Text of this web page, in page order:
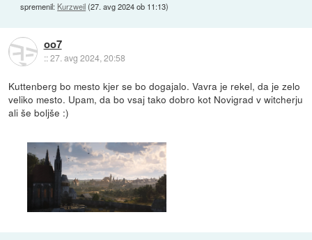
spremenil: Kurzweil(27. avg 2024 ob 11:13)
oo7
::27. avg 2024, 20:58
Kuttenberg bo mesto kjer se bo dogajalo. Vavra je rekel, da je zelo
veliko mesto. Upam, da bo vsaj tako dobro kot Novigrad v witcherju
ali še boljše :)